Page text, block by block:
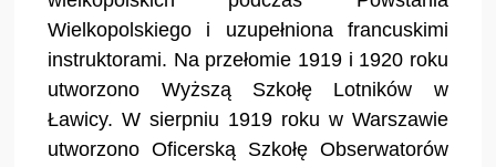
Wielkopolskiego i uzupełniona francuskimi
instruktorami. Na przełomie 1919 i 1920 roku
utworzono Wyższą Szkołę Lotników w
Ławicy. W sierpniu 1919 roku w Warszawie
utworzono Oficerską Szkołę Obserwatorów